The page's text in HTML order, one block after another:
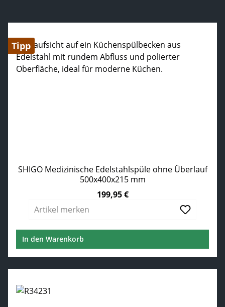
Tipp
SHIGO Medizinische Edelstahlspüle ohne Überlauf
500x400x215 mm
199,95 €
Artikel merken
In den Warenkorb